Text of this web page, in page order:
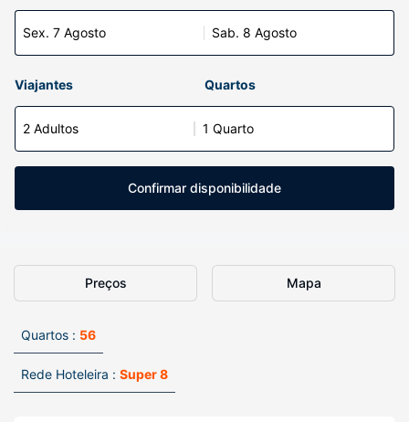
Sex. 7 Agosto Sab. 8 Agosto
Viajantes Quartos
2 Adultos 1 Quarto
Confirmar disponibilidade
Preços Mapa
Quartos : 56
Rede Hoteleira : Super 8